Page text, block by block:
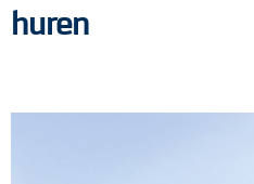
huren